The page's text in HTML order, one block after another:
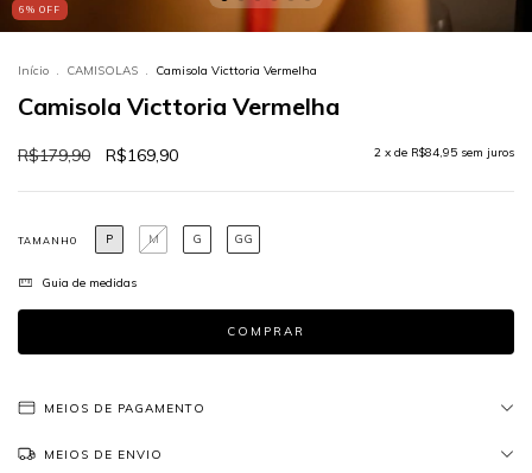
6 % OFF
Início . CAMISOLAS . Camisola Victtoria Vermelha
Camisola Victtoria Vermelha
R$179,90 R$169,90 2 x de R$84,95 sem juros
TAMANHO P M G GG
Guia de medidas
MEIOS DE PAGAMENTO
MEIOS DE ENVIO